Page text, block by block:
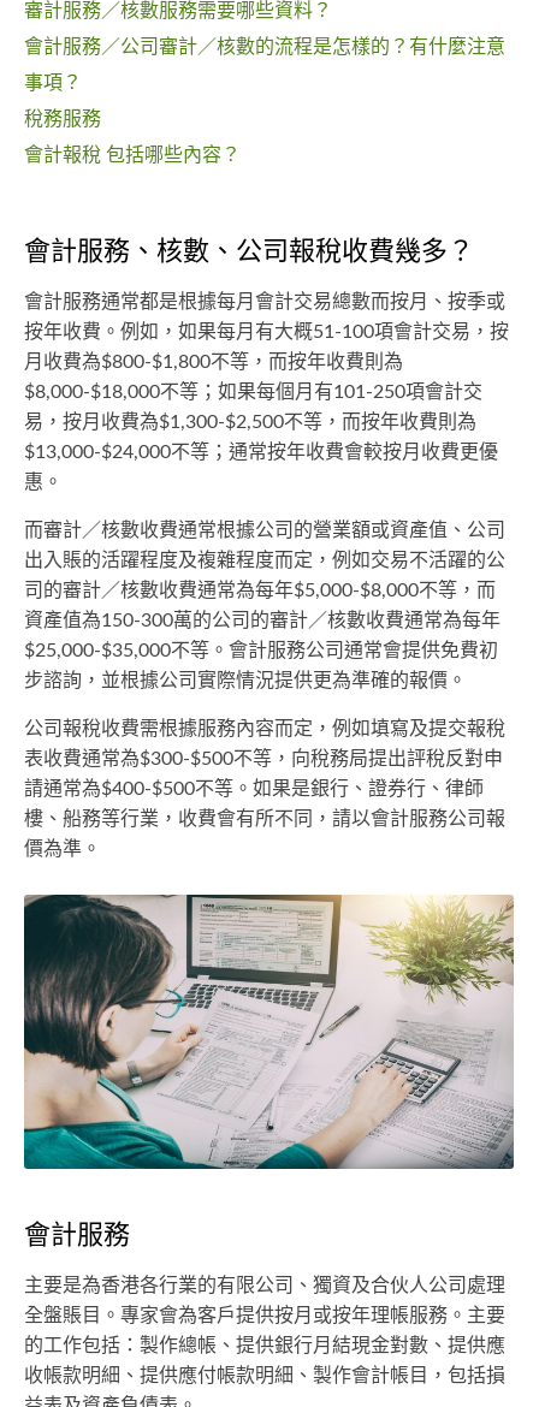
審計服務／核數服務需要哪些資料？
會計服務／公司審計／核數的流程是怎樣的？有什麼注意
事項？
稅務服務
會計報稅 包括哪些內容？
會計服務、核數、公司報稅收費幾多？
會計服務通常都是根據每月會計交易總數而按月、按季或
按年收費。例如，如果每月有大概51-100項會計交易，按
月收費為$800-$1,800不等，而按年收費則為
$8,000-$18,000不等；如果每個月有101-250項會計交
易，按月收費為$1,300-$2,500不等，而按年收費則為
$13,000-$24,000不等；通常按年收費會較按月收費更優
惠。
而審計／核數收費通常根據公司的營業額或資產值、公司
出入賬的活躍程度及複雜程度而定，例如交易不活躍的公
司的審計／核數收費通常為每年$5,000-$8,000不等，而
資產值為150-300萬的公司的審計／核數收費通常為每年
$25,000-$35,000不等。會計服務公司通常會提供免費初
步諮詢，並根據公司實際情況提供更為準確的報價。
公司報稅收費需根據服務內容而定，例如填寫及提交報稅
表收費通常為$300-$500不等，向稅務局提出評稅反對申
請通常為$400-$500不等。如果是銀行、證券行、律師
樓、船務等行業，收費會有所不同，請以會計服務公司報
價為準。
會計服務
主要是為香港各行業的有限公司、獨資及合伙人公司處理
全盤賬目。專家會為客戶提供按月或按年理帳服務。主要
的工作包括：製作總帳、提供銀行月結現金對數、提供應
收帳款明細、提供應付帳款明細、製作會計帳目，包括損